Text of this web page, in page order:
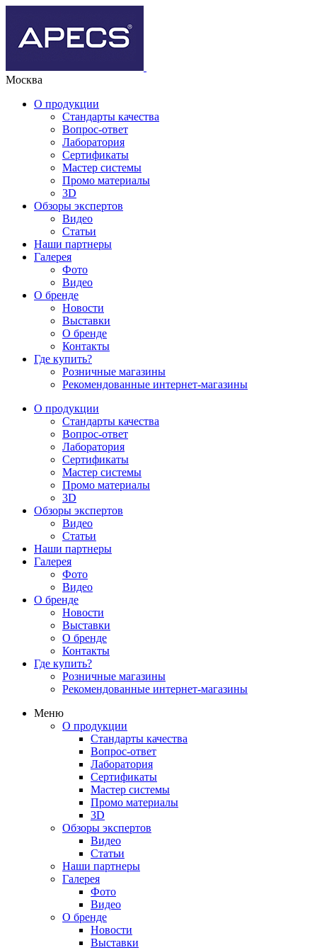
Москва
О продукции
Стандарты качества
Вопрос-ответ
Лаборатория
Сертификаты
Мастер системы
Промо материалы
3D
Обзоры экспертов
Видео
Статьи
Наши партнеры
Галерея
Фото
Видео
О бренде
Новости
Выставки
О бренде
Контакты
Где купить?
Розничные магазины
Рекомендованные интернет-магазины
О продукции
Стандарты качества
Вопрос-ответ
Лаборатория
Сертификаты
Мастер системы
Промо материалы
3D
Обзоры экспертов
Видео
Статьи
Наши партнеры
Галерея
Фото
Видео
О бренде
Новости
Выставки
О бренде
Контакты
Где купить?
Розничные магазины
Рекомендованные интернет-магазины
Меню
О продукции
Стандарты качества
Вопрос-ответ
Лаборатория
Сертификаты
Мастер системы
Промо материалы
3D
Обзоры экспертов
Видео
Статьи
Наши партнеры
Галерея
Фото
Видео
О бренде
Новости
Выставки